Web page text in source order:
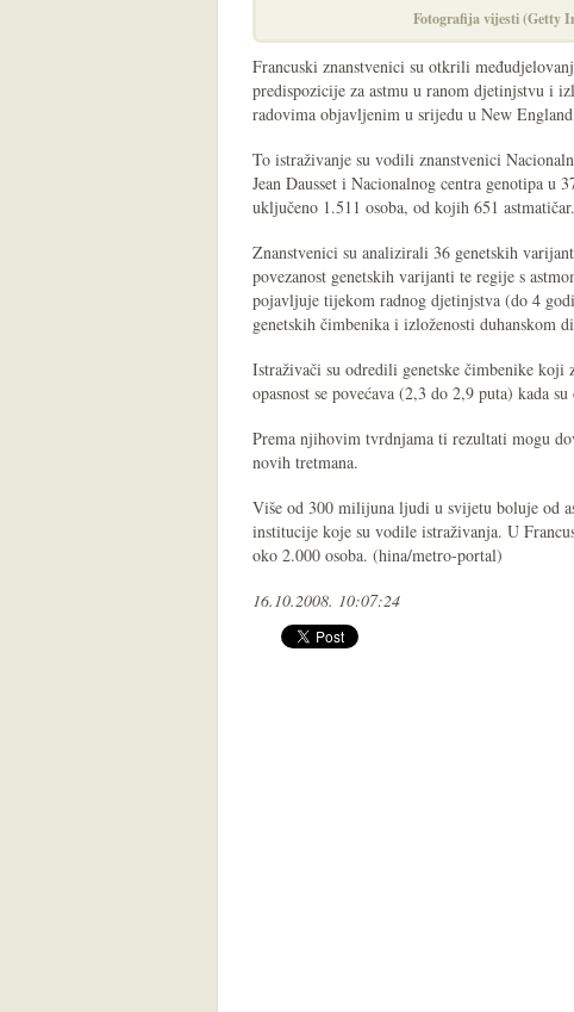
Fotografija vijesti (Getty
Francuski znanstvenici su otkrili
predispozicije za astmu u ranom djetinjstvu i
radovima objavljenim u srijedu u New
To istraživanje su vodili znanstvenici
Jean Dausset i Nacionalnog centra genotipa
uključeno 1.511 osoba, od kojih 651 astmatičar.
Znanstvenici su analizirali 36 genetskih
povezanost genetskih varijanti te regije s
pojavljuje tijekom radnog djetinjstva (do 4
genetskih čimbenika i izloženosti duhanskom
Istraživači su odredili genetske čimbenike koji
opasnost se povećava (2,3 do 2,9 puta) kada
Prema njihovim tvrdnjama ti rezultati mogu
novih tretmana.
Više od 300 milijuna ljudi u svijetu boluje od
institucije koje su vodile istraživanja. U
oko 2.000 osoba. (hina/metro-portal)
16.10.2008. 10:07:24